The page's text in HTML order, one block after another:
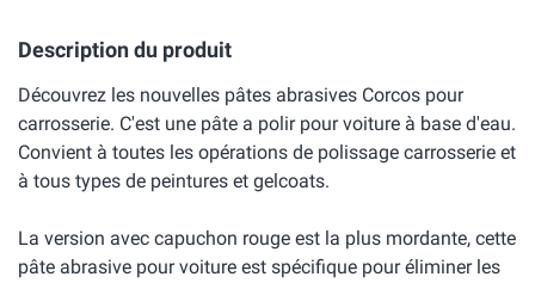
Description du produit
Découvrez les nouvelles pâtes abrasives Corcos pour
carrosserie. C'est une pâte a polir pour voiture à base d'eau.
Convient à toutes les opérations de polissage carrosserie et
à tous types de peintures et gelcoats.
La version avec capuchon rouge est la plus mordante, cette
pâte abrasive pour voiture est spécifique pour éliminer les